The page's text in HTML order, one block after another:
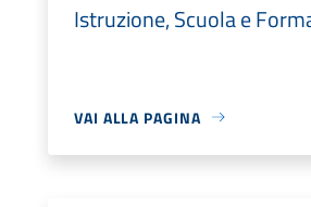
Istruzione, Scuola e
VAI ALLA PAGINA